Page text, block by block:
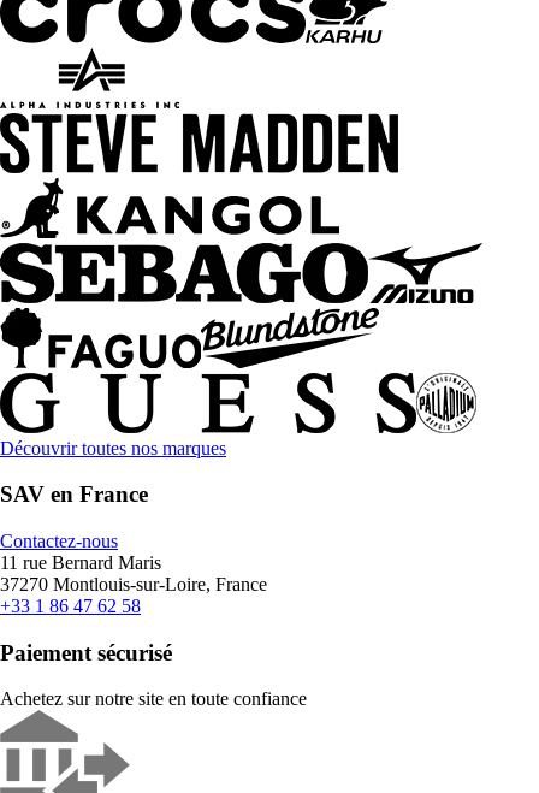
Découvrir toutes nos marques
SAV en France
Contactez-nous
11 rue Bernard Maris
37270 Montlouis-sur-Loire, France
+33 1 86 47 62 58
Paiement sécurisé
Achetez sur notre site en toute confiance